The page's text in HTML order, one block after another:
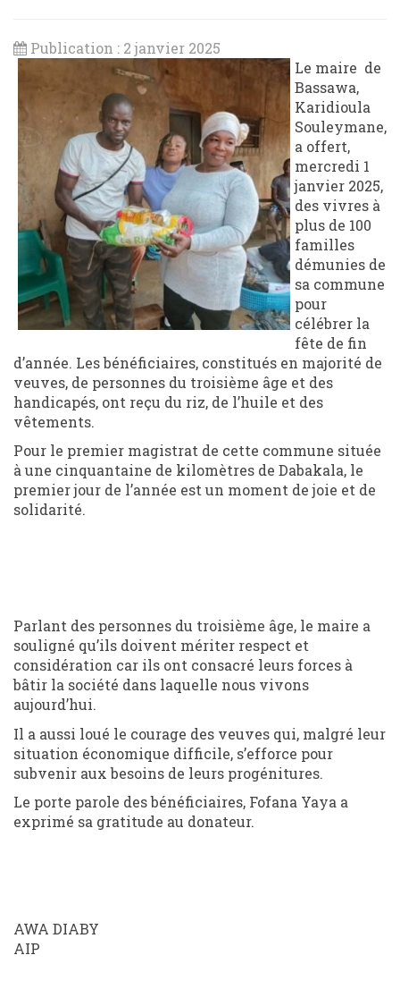
Publication : 2 janvier 2025
Le maire de
Bassawa,
Karidioula
Souleymane,
a offert,
mercredi 1
janvier 2025,
des vivres à
plus de 100
familles
démunies de
sa commune
pour
célébrer la
fête de fin
d’année. Les bénéficiaires, constitués en majorité de
veuves, de personnes du troisième âge et des
handicapés, ont reçu du riz, de l’huile et des
vêtements.
Pour le premier magistrat de cette commune située
à une cinquantaine de kilomètres de Dabakala, le
premier jour de l’année est un moment de joie et de
solidarité.
Parlant des personnes du troisième âge, le maire a
souligné qu’ils doivent mériter respect et
considération car ils ont consacré leurs forces à
bâtir la société dans laquelle nous vivons
aujourd’hui.
Il a aussi loué le courage des veuves qui, malgré leur
situation économique difficile, s’efforce pour
subvenir aux besoins de leurs progénitures.
Le porte parole des bénéficiaires, Fofana Yaya a
exprimé sa gratitude au donateur.
AWA DIABY
AIP